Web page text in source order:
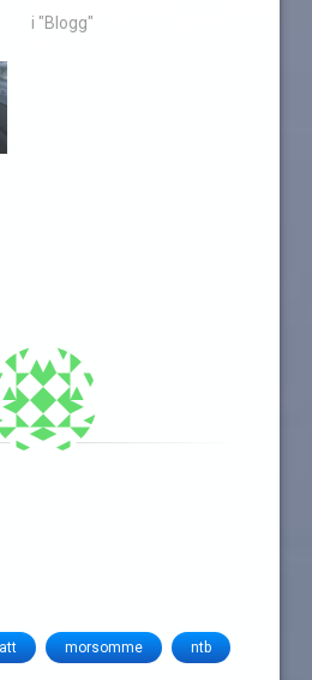
i "Blogg"
morsomme ntb